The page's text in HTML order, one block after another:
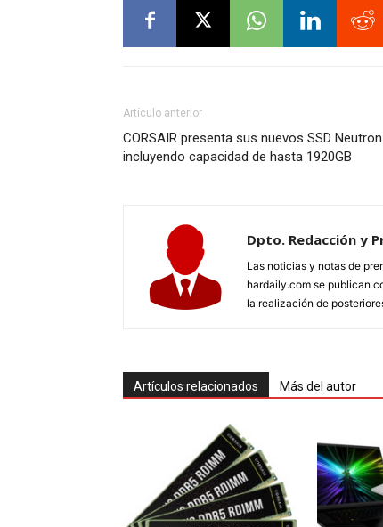
Artículo anterior
CORSAIR presenta sus nuevos SSD
incluyendo capacidad de hasta 1920GB
Dpto. Redacción y
Las noticias y notas de
hardaily.com se publican
la realización de
Artículos relacionados Más del autor